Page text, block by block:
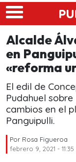
Skip to main content
Alcalde
en
«reforma
El edil de
Pudahuel
cambios en el
Panguipulli.
Por Rosa Figueroa
febrero 9, 2021 -